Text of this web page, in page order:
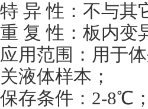
特 异 性：不与其
重 复 性：板内变
应用范围：用于
关液体样本；
保存条件：2-8℃；